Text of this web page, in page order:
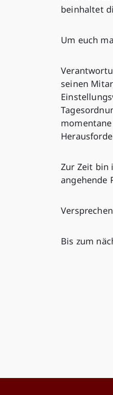
beinhaltet
Um euch
seinen
Zur Zeit bin
angehende
Bis zum